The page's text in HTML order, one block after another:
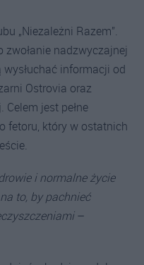
„Niezależni Razem”.
zwołanie nadzwyczajnej
informacji od
Ostrovia oraz
jest pełne
fetoru, który w ostatnich
i normalne życie
to, by pachnieć
–